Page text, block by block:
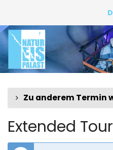
Inhalt
springen
Extended
Tour
Zu anderem Termin
Extended Tour